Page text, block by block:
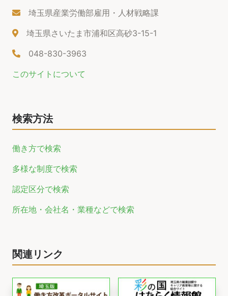
埼玉県産業労働部雇用・人材戦略課
埼玉県さいたま市浦和区高砂3-15-1
048-830-3963
このサイトについて
検索方法
働き方で検索
多様な制度で検索
認定区分で検索
所在地・会社名・業種などで検索
関連リンク